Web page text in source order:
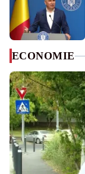
ECONOMIE